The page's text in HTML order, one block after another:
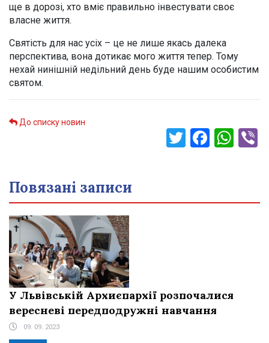
ще в дорозі, хто вміє правильно інвестувати своє
власне життя.
Святість для нас усіх – це не лише якась далека
перспектива, вона дотикає мого життя тепер. Тому
нехай нинішній недільний день буде нашим особистим
святом.
До списку новин
Twitter
Повязані записи
У Львівській Архиєпархії розпочалися
вересневі передподружні навчання
09. 09. 2023